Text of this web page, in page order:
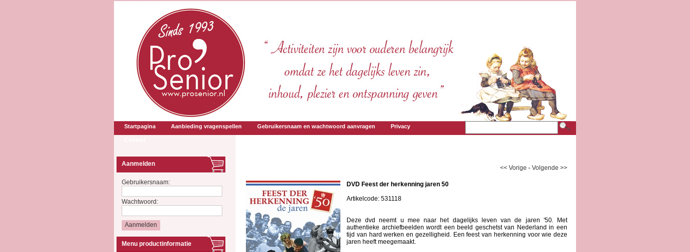
Startpagina Aanbieding vragenspellen Gebruikersnaam en wachtwoord aanvragen Privacy
Aanmelden
Gebruikersnaam:
Wachtwoord:
Menu productinformatie
<< Vorige - Volgende >>
DVD Feest der herkenning jaren 50
Artikelcode: 531118
Deze dvd neemt u mee naar het dagelijks leven van de jaren '50. Met
authentieke archiefbeelden wordt een beeld geschetst van Nederland in een
tijd van hard werken en gezelligheid. Een feest van herkenning voor wie deze
jaren heeft meegemaakt.